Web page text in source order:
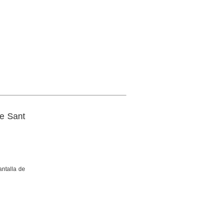
Sant
de